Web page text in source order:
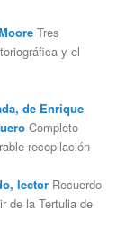
Tres
y el
de Enrique
Completo
recopilación
lectorRecuerdo
de la Tertulia de